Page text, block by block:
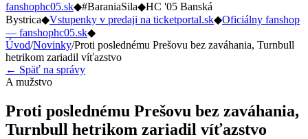
fanshophc05.sk◆#BaraniaSila◆HC '05 Banská
Bystrica◆Vstupenky v predaji na ticketportal.sk◆Oficiálny fanshop
— fanshophc05.sk◆
Úvod/Novinky/Proti poslednému Prešovu bez zaváhania, Turnbull
hetrikom zariadil víťazstvo
← Späť na správy
A mužstvo
Proti poslednému Prešovu bez zaváhania,
Turnbull hetrikom zariadil víťazstvo